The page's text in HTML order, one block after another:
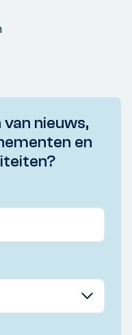
nieuws,
en